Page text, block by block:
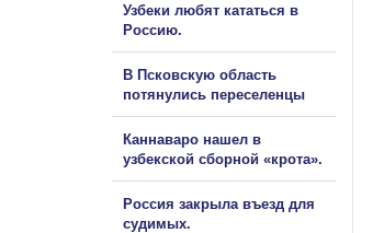
Узбеки любят кататься в
Россию.
В Псковскую область
потянулись переселенцы
Каннаваро нашел в
узбекской сборной «крота».
Россия закрыла въезд для
судимых.